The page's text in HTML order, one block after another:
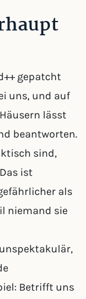
gepatcht
uns, und auf
lässt
beantworten.
sind,
ist
als
niemand sie
Betrifft uns